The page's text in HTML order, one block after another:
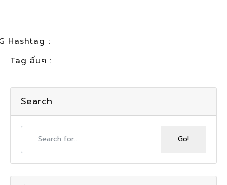
Hashtag :
Tag อื่นๆ :
Search